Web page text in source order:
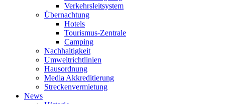
Verkehrsleitsystem
Übernachtung
Hotels
Tourismus-Zentrale
Camping
Nachhaltigkeit
Umweltrichtlinien
Hausordnung
Media Akkreditierung
Streckenvermietung
News